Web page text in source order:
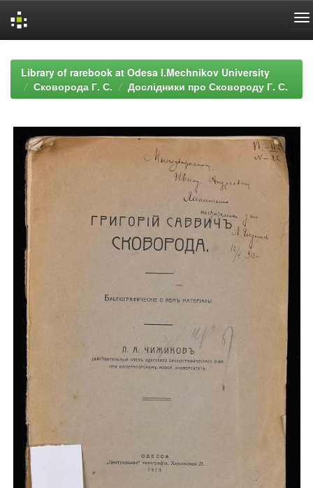
navigationLibrary of rarebook at Odesa I.Mechnikov University
Сковорода Г. С.
Дослідники про Сковороду Г. С.